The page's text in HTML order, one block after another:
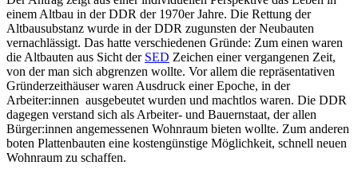
einem Altbau in der DDR der 1970er Jahre. Die Rettung der
Altbausubstanz wurde in der DDR zugunsten der Neubauten
vernachlässigt. Das hatte verschiedenen Gründe: Zum einen waren
die Altbauten aus Sicht der SED Zeichen einer vergangenen Zeit,
von der man sich abgrenzen wollte. Vor allem die repräsentativen
Gründerzeithäuser waren Ausdruck einer Epoche, in der
Arbeiter:innen ausgebeutet wurden und machtlos waren. Die DDR
dagegen verstand sich als Arbeiter- und Bauernstaat, der allen
Bürger:innen angemessenen Wohnraum bieten wollte. Zum anderen
boten Plattenbauten eine kostengünstige Möglichkeit, schnell neuen
Wohnraum zu schaffen.